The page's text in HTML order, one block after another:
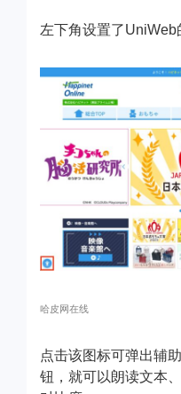
左下角设置了UniWeb
哈皮网在线
点击该图标可弹出辅
钮，就可以朗读文本